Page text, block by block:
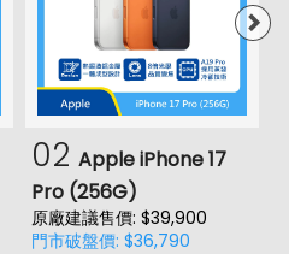
02 Apple iPhone 17
Pro (256G)
原廠建議售價: $39,900
門市破盤價: $36,790